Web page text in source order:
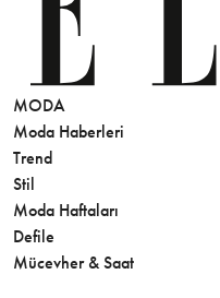
MODA
Moda Haberleri
Trend
Stil
Moda Haftaları
Defile
Mücevher & Saat